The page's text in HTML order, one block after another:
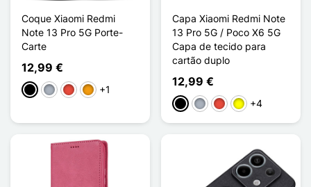
Coque Xiaomi Redmi
Note 13 Pro 5G Porte-
Carte
12,99 €
PretoCinzentoVermelho
Laranja
+1
Capa Xiaomi Redmi Note
13 Pro 5G / Poco X6 5G
Capa de tecido para
cartão duplo
12,99 €
PretoCinzentoVermelho
Amarelo
+4